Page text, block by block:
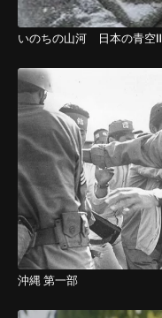
いのちの山河 日本の青空Ⅱ
沖縄 第一部